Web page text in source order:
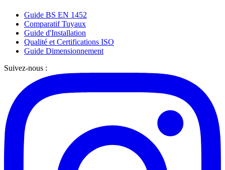
Guide BS EN 1452
Comparatif Tuyaux
Guide d'Installation
Qualité et Certifications ISO
Guide Dimensionnement
Suivez-nous :